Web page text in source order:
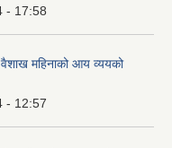
- 17:58
महिनाको आय व्ययको
- 12:57